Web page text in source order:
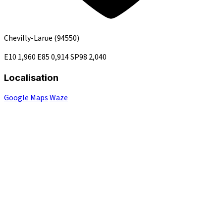
Chevilly-Larue (94550)
E10 1,960 E850,914SP98 2,040
Localisation
Google MapsWaze